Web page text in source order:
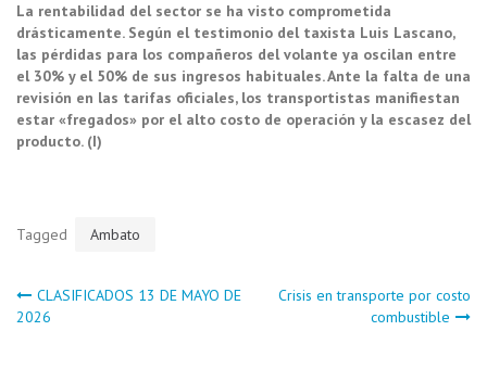
La rentabilidad del sector se ha visto comprometida
drásticamente. Según el testimonio del taxista Luis Lascano,
las pérdidas para los compañeros del volante ya oscilan entre
el 30% y el 50% de sus ingresos habituales. Ante la falta de una
revisión en las tarifas oficiales, los transportistas manifiestan
estar «fregados» por el alto costo de operación y la escasez del
producto. (I)
Tagged Ambato
Navegación
CLASIFICADOS 13 DE MAYO DE
2026
Crisis en transporte por costo
combustible